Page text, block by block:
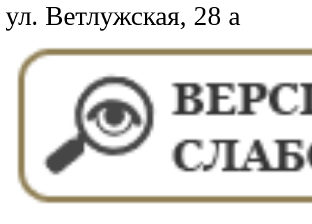
ул. Ветлужская, 28 а